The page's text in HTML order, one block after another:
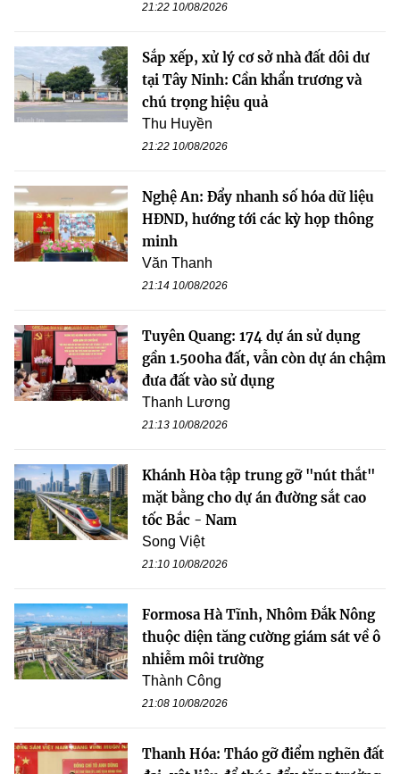
21:22 10/08/2026
Sắp xếp, xử lý cơ sở nhà đất dôi dư
tại Tây Ninh: Cần khẩn trương và
chú trọng hiệu quả
Thu Huyền
21:22 10/08/2026
Nghệ An: Đẩy nhanh số hóa dữ liệu
HĐND, hướng tới các kỳ họp thông
minh
Văn Thanh
21:14 10/08/2026
Tuyên Quang: 174 dự án sử dụng
gần 1.500ha đất, vẫn còn dự án chậm
đưa đất vào sử dụng
Thanh Lương
21:13 10/08/2026
Khánh Hòa tập trung gỡ "nút thắt"
mặt bằng cho dự án đường sắt cao
tốc Bắc - Nam
Song Việt
21:10 10/08/2026
Formosa Hà Tĩnh, Nhôm Đắk Nông
thuộc diện tăng cường giám sát về ô
nhiễm môi trường
Thành Công
21:08 10/08/2026
Thanh Hóa: Tháo gỡ điểm nghẽn đất